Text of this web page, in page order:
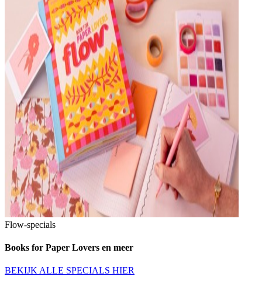
Flow-specials
Books for Paper Lovers en meer
BEKIJK ALLE SPECIALS HIER